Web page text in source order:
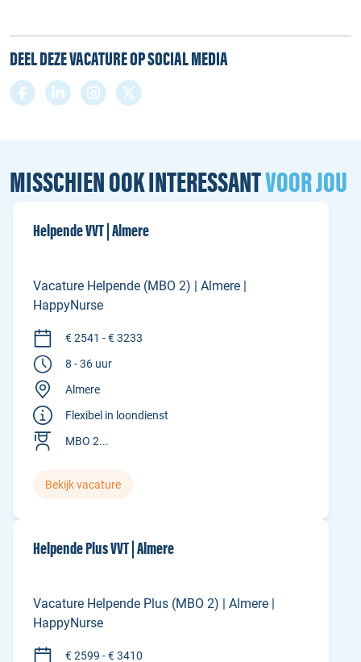
DEEL DEZE VACATURE OP SOCIAL MEDIA
MISSCHIEN OOK INTERESSANTVOOR JOU
Helpende VVT | Almere
Vacature Helpende (MBO 2) | Almere |
HappyNurse
€ 2541 - € 3233
8 - 36 uur
Almere
Flexibel in loondienst
MBO 2...
Bekijk vacature
Helpende Plus VVT | Almere
Vacature Helpende Plus (MBO 2) | Almere |
HappyNurse
€ 2599 - € 3410